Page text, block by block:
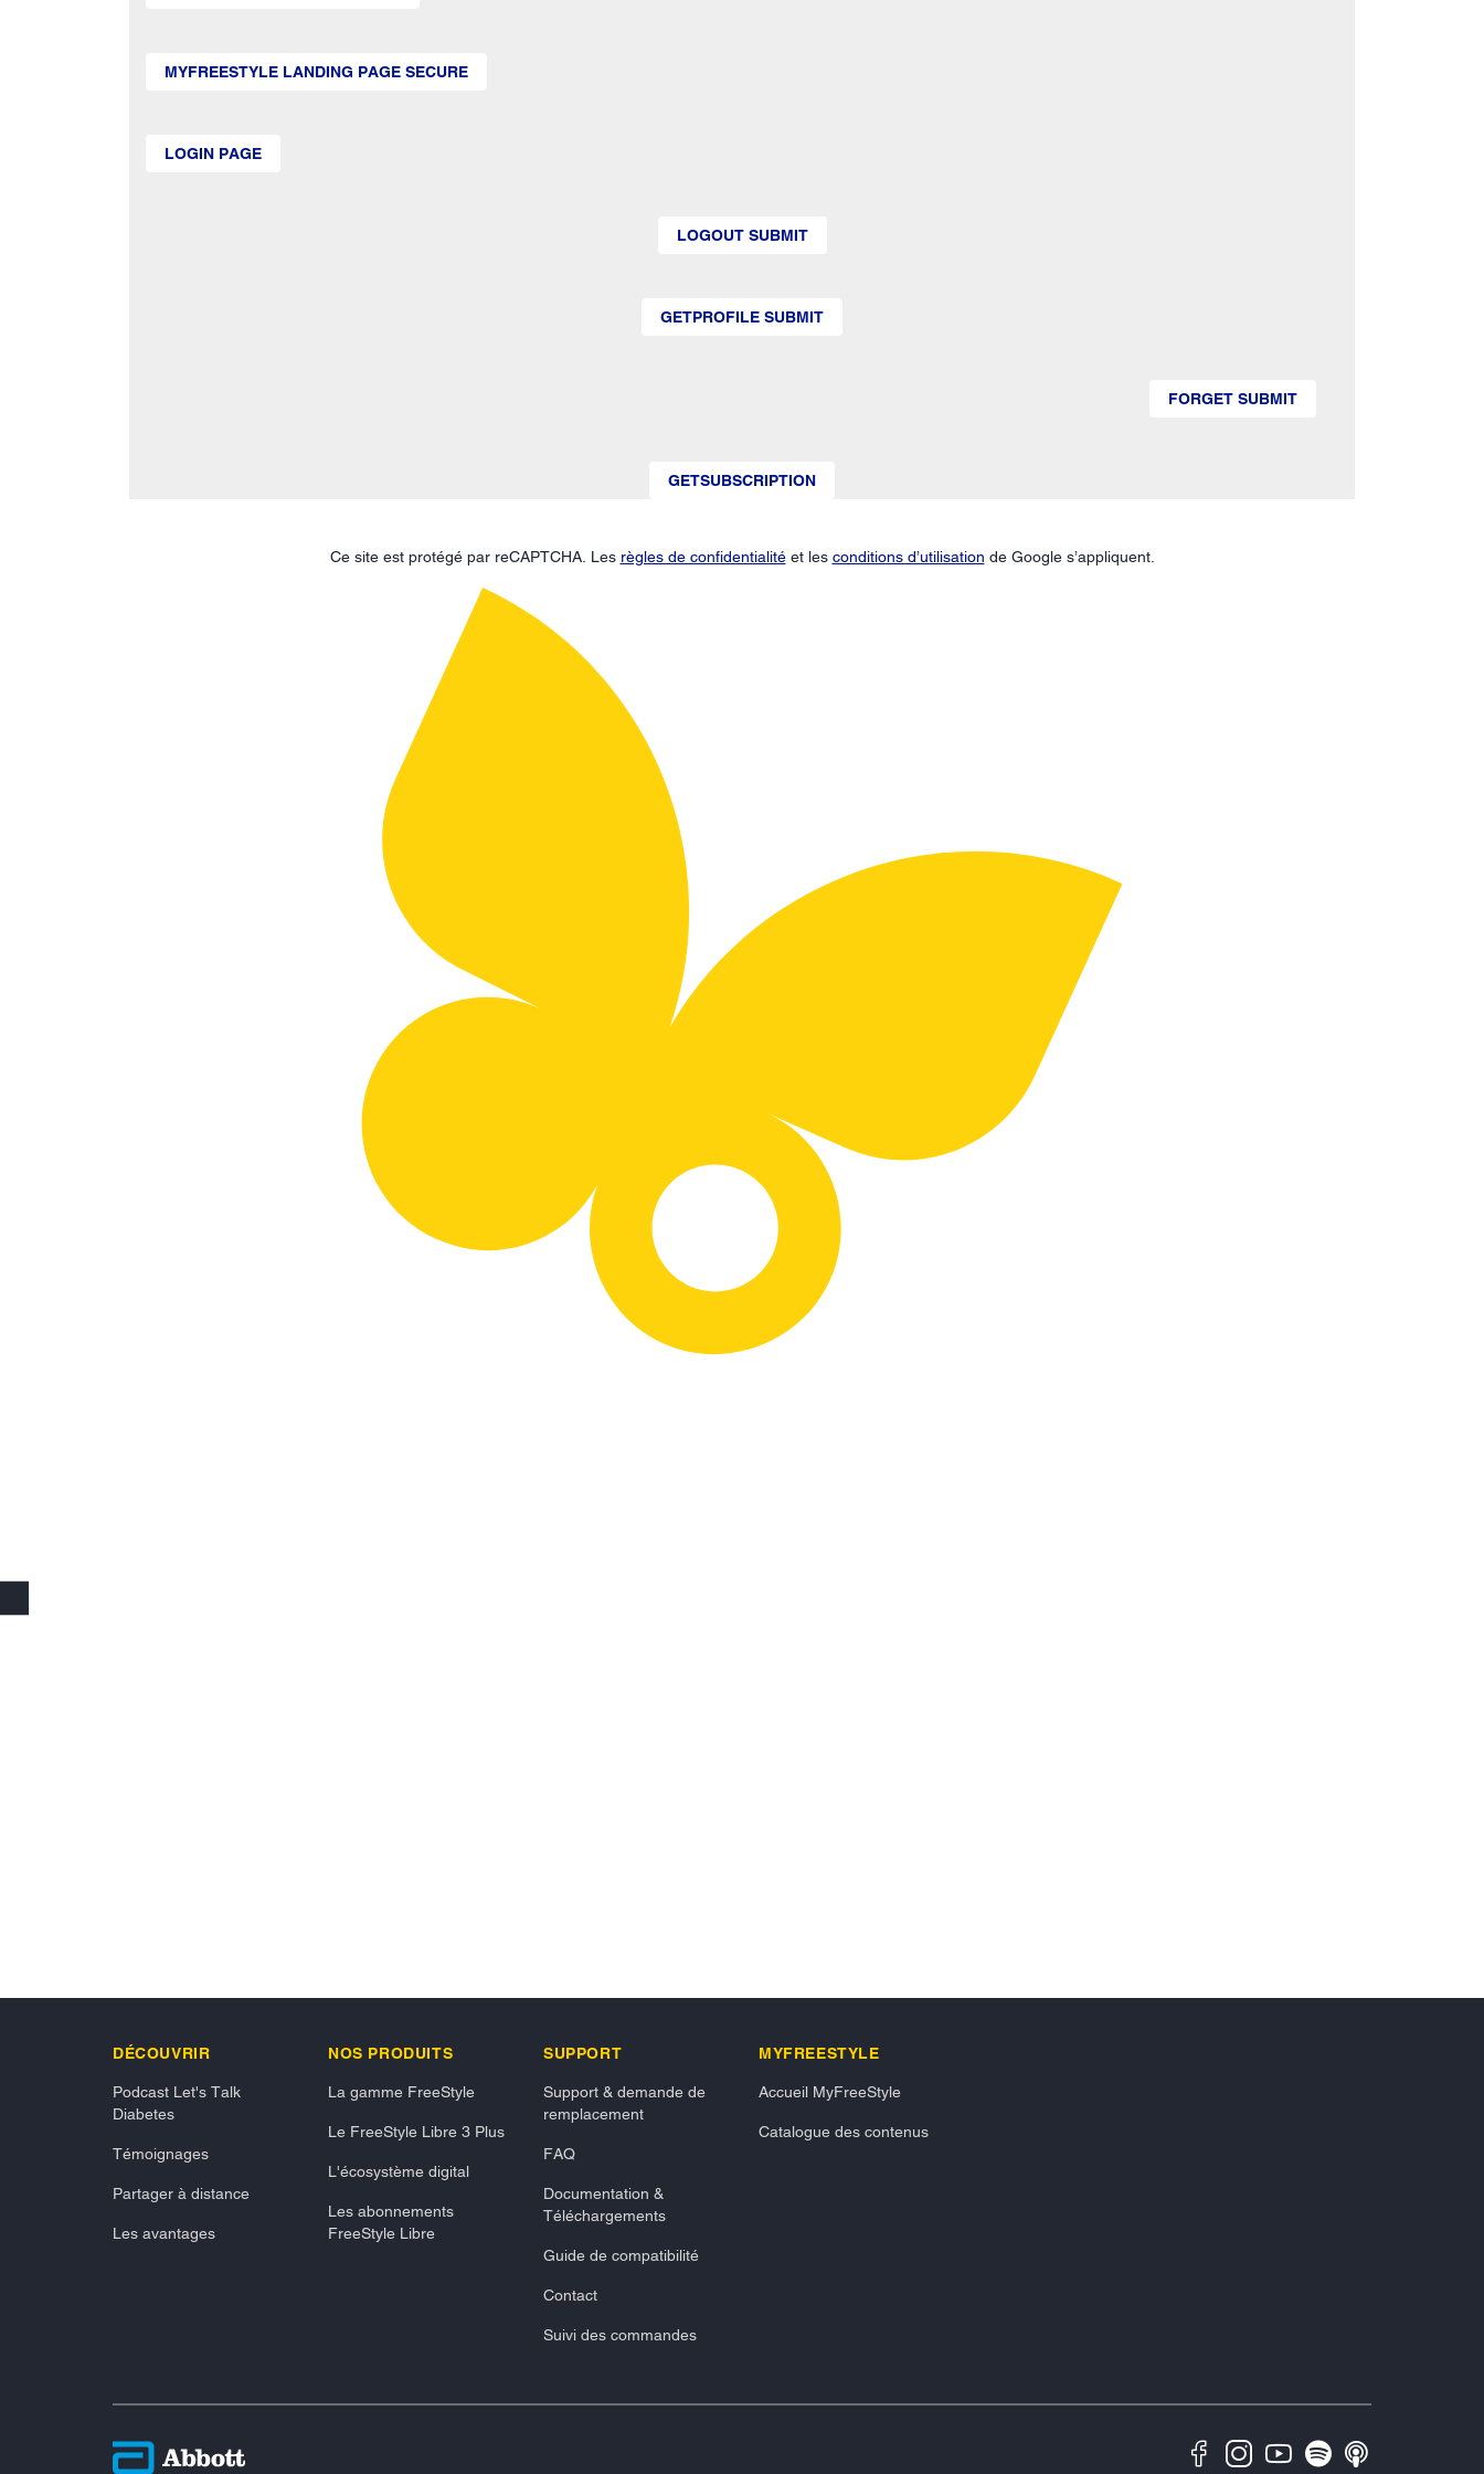
MYFREESTYLE LANDING PAGE SECURE
LOGIN PAGE
LOGOUT SUBMIT
GETPROFILE SUBMIT
FORGET SUBMIT
GETSUBSCRIPTION
Ce site est protégé par reCAPTCHA. Les règles de confidentialitéet les conditions d’utilisation de Google s’appliquent.
DÉCOUVRIR
Podcast Let's Talk
Diabetes
Témoignages
Partager à distance
Les avantages
NOS PRODUITS
La gamme FreeStyle
Le FreeStyle Libre 3 Plus
L'écosystème digital
Les abonnements
FreeStyle Libre
SUPPORT
Support & demande de
remplacement
FAQ
Documentation &
Téléchargements
Guide de compatibilité
Contact
Suivi des commandes
MYFREESTYLE
Accueil MyFreeStyle
Catalogue des contenus